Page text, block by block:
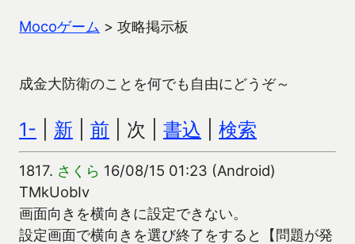
Mocoゲーム > 攻略掲示板
成金大防衛のことを何でも自由にどうぞ～
1- 新 前 | 次 | 書込 検索
1817. さくら 16/08/15 01:23 (Android)
TMkUobIv
画面向きを横向きに設定できない。
設定画面で横向きを選び終了をすると【問題が発